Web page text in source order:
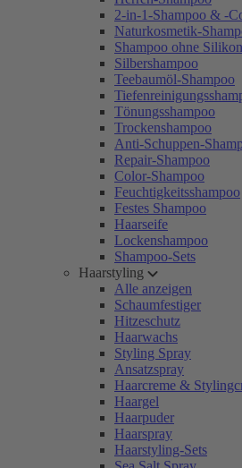
2-in-1-Shampoo & -
Naturkosmetik-
Shampoo ohne
Silbershampoo
Teebaumöl-Shampoo
Tönungsshampoo
Trockenshampoo
Anti-Schuppen-
Repair-Shampoo
Color-Shampoo
Feuchtigkeitsshampoo
Festes Shampoo
Haarseife
Lockenshampoo
Shampoo-Sets
Haarstyling
Alle anzeigen
Schaumfestiger
Hitzeschutz
Haarwachs
Styling Spray
Ansatzspray
Haarcreme &
Haargel
Haarpuder
Haarspray
Haarstyling-Sets